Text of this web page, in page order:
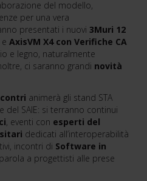
del modello,
per una vera
presentati i nuovi 3Muri 12
AxisVM X4 con Verifiche CA
e legno, naturalmente
ci saranno grandi novità
animerà gli stand STA
del SAIE: si terranno continui
, eventi con esperti del
dedicati all’interoperabilità
incontri di Software in
a progettisti alle prese